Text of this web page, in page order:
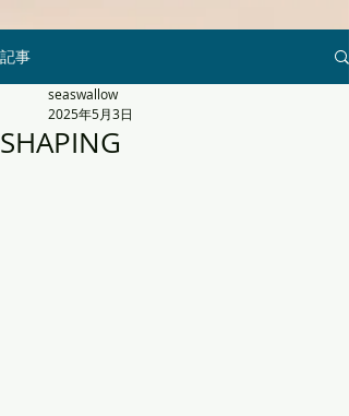
記事
SHAPING
seaswallow
2025年5月3日